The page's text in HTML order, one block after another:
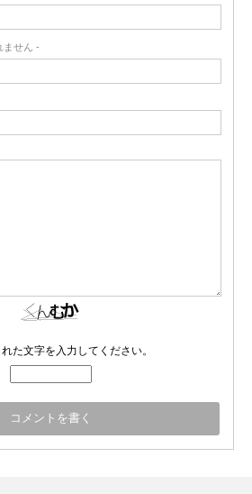
ません -
れた文字を入力してください。